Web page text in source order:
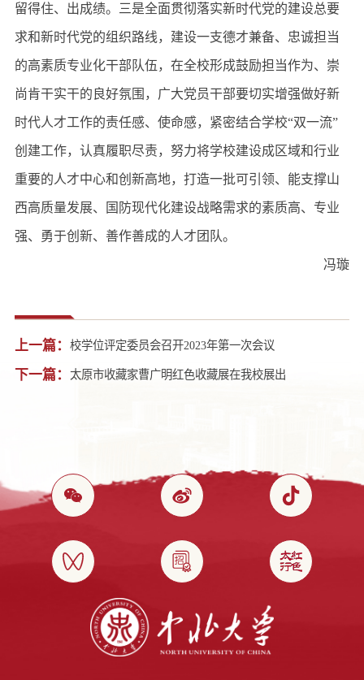
留得住、出成绩。三是全面贯彻落实新时代党的建设总要
求和新时代党的组织路线，建设一支德才兼备、忠诚担当
的高素质专业化干部队伍，在全校形成鼓励担当作为、崇
尚肯干实干的良好氛围，广大党员干部要切实增强做好新
时代人才工作的责任感、使命感，紧密结合学校“双一流”
创建工作，认真履职尽责，努力将学校建设成区域和行业
重要的人才中心和创新高地，打造一批可引领、能支撑山
西高质量发展、国防现代化建设战略需求的素质高、专业
强、勇于创新、善作善成的人才团队。
冯璇
上一篇： 校学位评定委员会召开2023年第一次会议
下一篇： 太原市收藏家曹广明红色收藏展在我校展出